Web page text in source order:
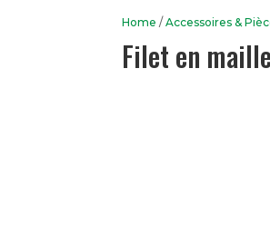
Home /Accessoires &
Filet en